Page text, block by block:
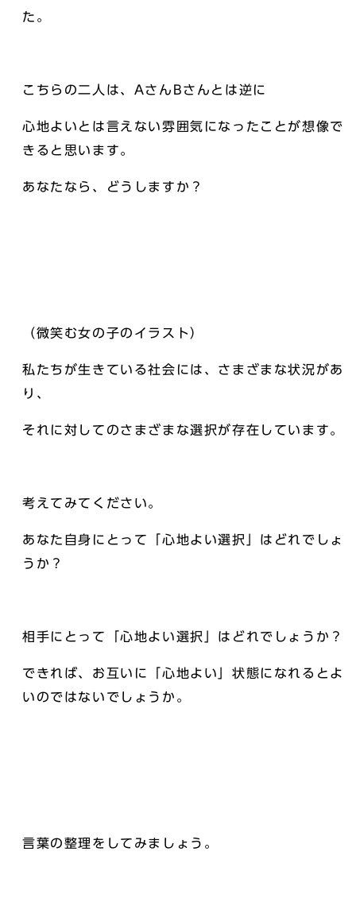
た。
こちらの二人は、AさんBさんとは逆に
心地よいとは言えない雰囲気になったことが想像で
きると思います。
あなたなら、どうしますか？
（微笑む女の子のイラスト）
私たちが生きている社会には、さまざまな状況があ
り、
それに対してのさまざまな選択が存在しています。
考えてみてください。
あなた自身にとって「心地よい選択」はどれでしょ
うか？
相手にとって「心地よい選択」はどれでしょうか？
できれば、お互いに「心地よい」状態になれるとよ
いのではないでしょうか。
言葉の整理をしてみましょう。